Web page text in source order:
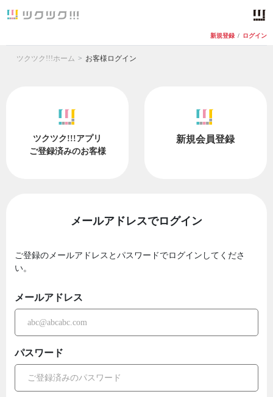
新規登録 / ログイン
ツクツク!!!ホーム お客様ログイン
ツクツク!!!アプリ
ご登録済みのお客様
新規会員登録
メールアドレスでログイン
ご登録のメールアドレスとパスワードでログインしてくださ
い。
メールアドレス
パスワード